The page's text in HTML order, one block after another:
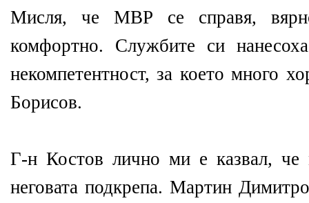
Мисля, че МВР се справя,
комфортно. Службите си
некомпетентност, за което много
Борисов.
Г-н Костов лично ми е казвал, че
неговата подкрепа. Мартин